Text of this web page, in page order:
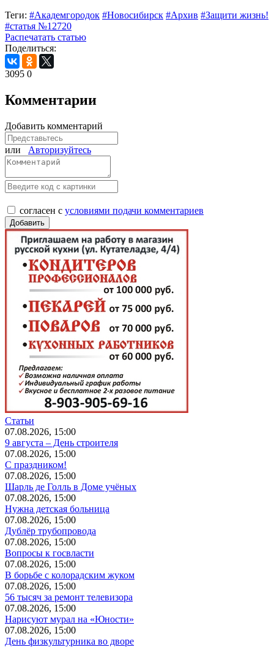
Теги: #Академгородок #Новосибирск #Архив #Защити жизнь!
#статья №12720
Распечатать статью
Поделиться:
3095 0
Комментарии
Добавить комментарий
или Авторизуйтесь
согласен с условиями подачи комментариев
Статьи
07.08.2026, 15:00
9 августа – День строителя
07.08.2026, 15:00
С праздником!
07.08.2026, 15:00
Шарль де Голль в Доме учёных
07.08.2026, 15:00
Нужна детская больница
07.08.2026, 15:00
Дублёр трубопровода
07.08.2026, 15:00
Вопросы к госвласти
07.08.2026, 15:00
В борьбе с колорадским жуком
07.08.2026, 15:00
56 тысяч за ремонт телевизора
07.08.2026, 15:00
Нарисуют мурал на «Юности»
07.08.2026, 15:00
День физкультурника во дворе